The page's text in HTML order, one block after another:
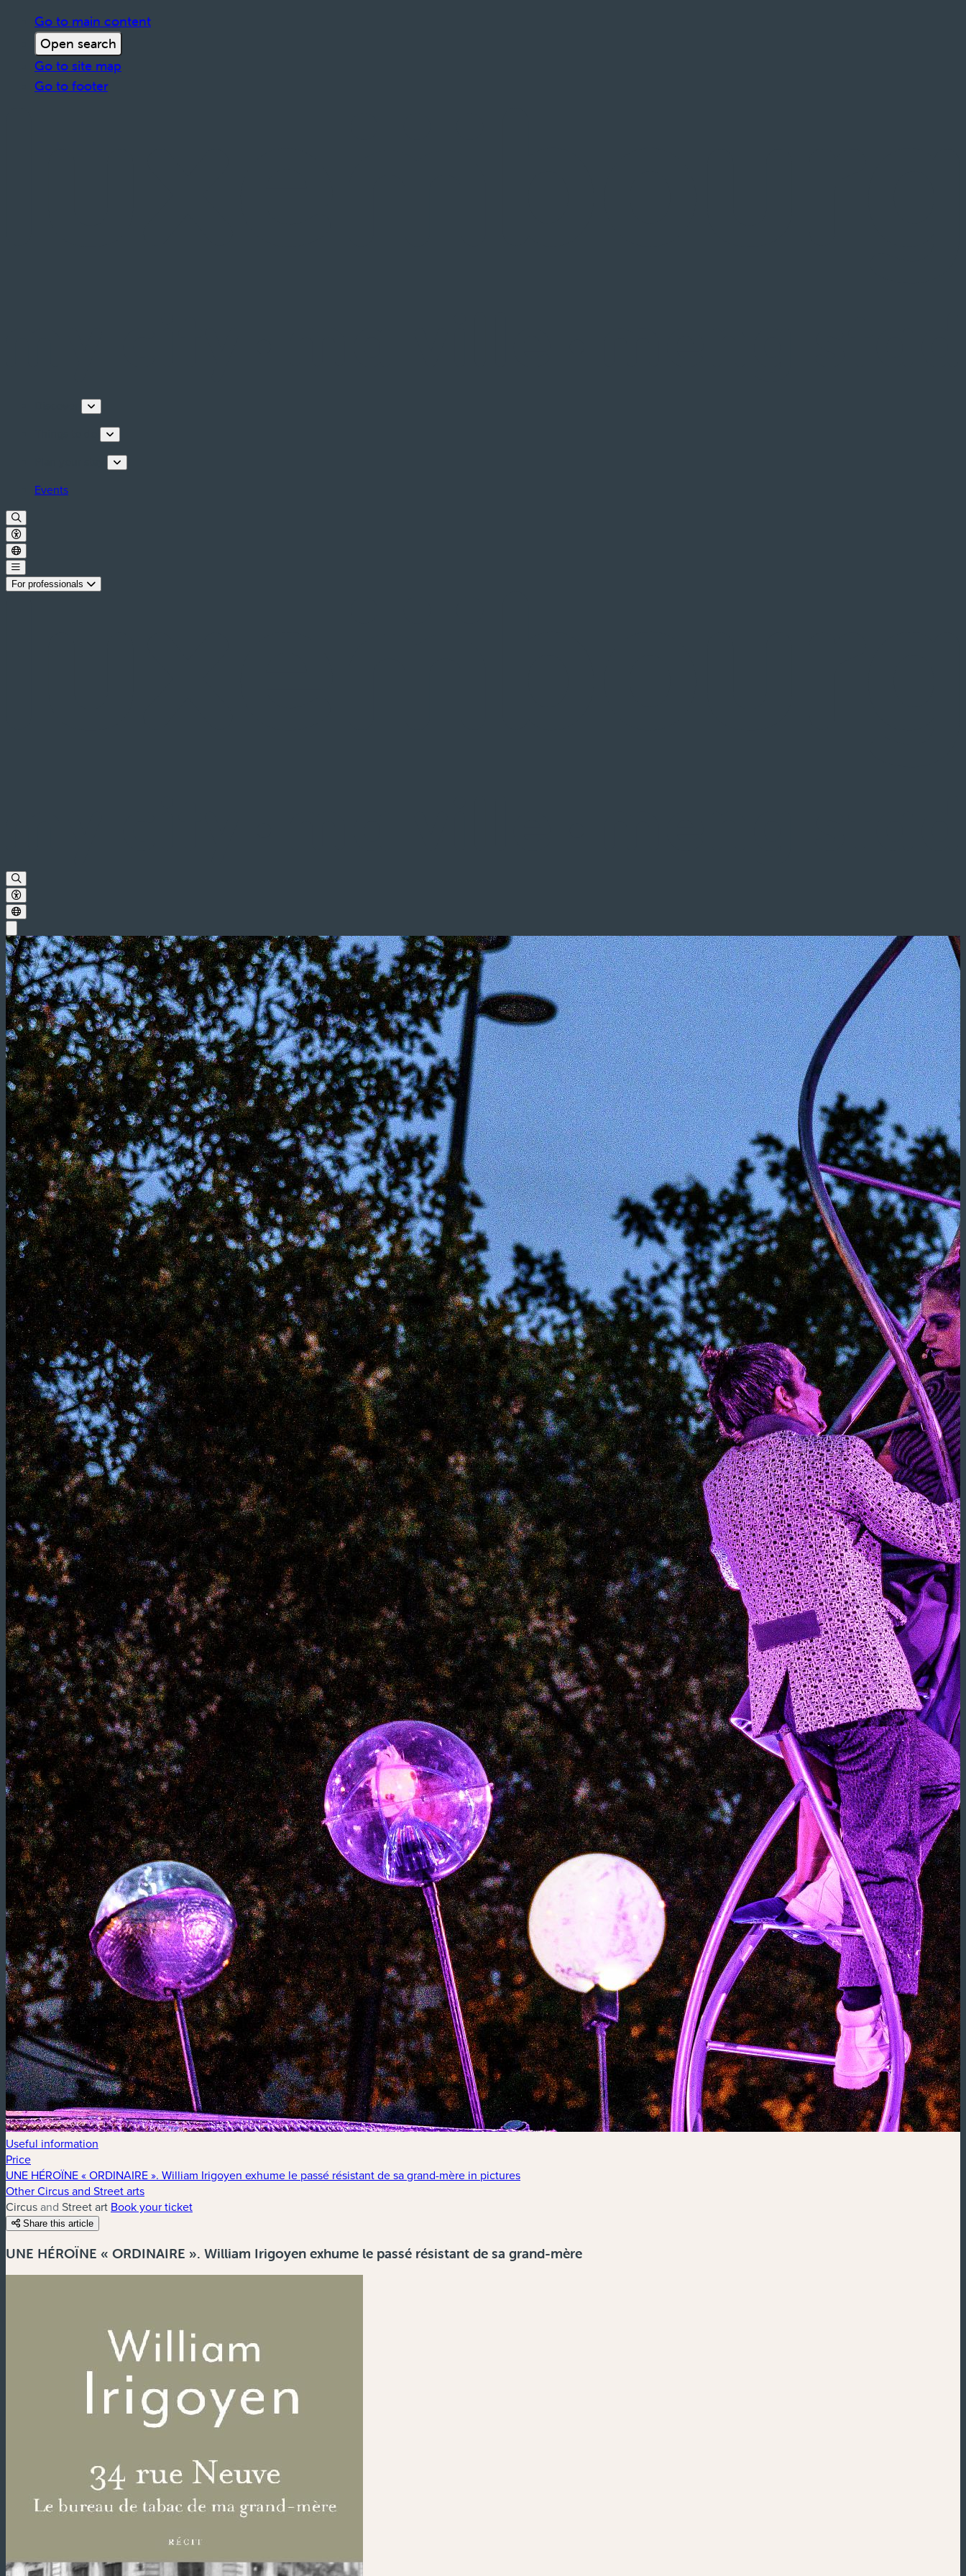
Go to main content
Open search
Go to site map
Go to footer
Events
For professionals
Useful information
Price
UNE HÉROÏNE « ORDINAIRE ». William Irigoyen exhume le passé résistant de sa grand-mère in pictures
Other Circus and Street arts
Circus and Street art Book your ticket
Share this article
UNE HÉROÏNE « ORDINAIRE ». William Irigoyen exhume le passé résistant de sa grand-mère